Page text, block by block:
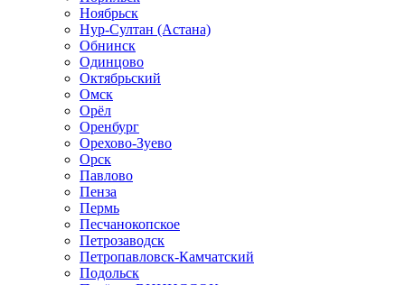
Ноябрьск
Нур-Султан (Астана)
Обнинск
Одинцово
Октябрьский
Омск
Орёл
Оренбург
Орехово-Зуево
Орск
Павлово
Пенза
Пермь
Песчанокопское
Петрозаводск
Петропавловск-Камчатский
Подольск